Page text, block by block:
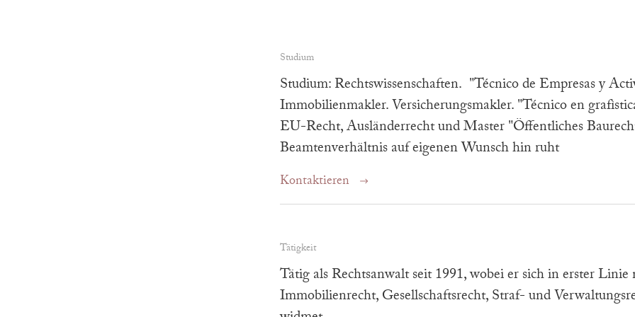
Studium
Studium: Rechtswissenschaften. "Técnico de Empresas y
Immobilienmakler. Versicherungsmakler. "Técnico en
EU-Recht, Ausländerrecht und Master "Öffentliches
Beamtenverhältnis auf eigenen Wunsch hin ruht
Kontaktieren
Tätigkeit
Tätig als Rechtsanwalt seit 1991, wobei er sich in erster Linie
Immobilienrecht, Gesellschaftsrecht, Straf- und